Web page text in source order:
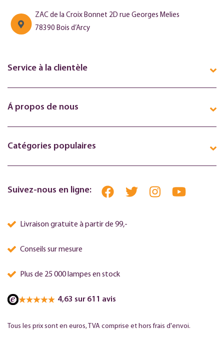
ZAC de la Croix Bonnet 2D rue Georges Melies
78390 Bois d’Arcy
Service à la clientèle
Á propos de nous
Catégories populaires
Suivez-nous en ligne:
Livraison gratuite à partir de 99,-
Conseils sur mesure
Plus de 25 000 lampes en stock
4,63 sur 611 avis
Tous les prix sont en euros, TVA comprise et hors frais d'envoi.